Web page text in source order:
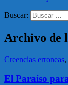
Buscar:
Archivo de
Creencias erroneas,
El Paraíso